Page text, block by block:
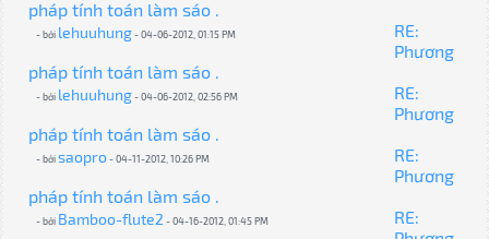
pháp tính toán làm sáo .
- bởi lehuuhung- 04-06-2012, 01:15 PM
RE:
Phương
pháp tính toán làm sáo .
- bởi lehuuhung- 04-06-2012, 02:56 PM
RE:
Phương
pháp tính toán làm sáo .
- bởisaopro- 04-11-2012, 10:26 PM
RE:
Phương
pháp tính toán làm sáo .
- bởi Bamboo-flute2 - 04-16-2012, 01:45 PM
RE: